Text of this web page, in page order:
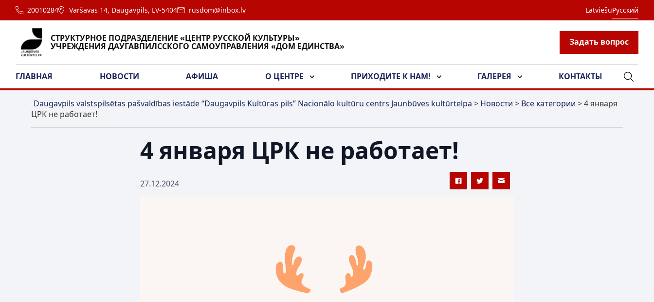
20010284 Varšavas 14, Daugavpils, LV-5404 rusdom@inbox.lv LatviešuРусский
СТРУКТУРНОЕ ПОДРАЗДЕЛЕНИЕ «ЦЕНТР РУССКОЙ КУЛЬТУРЫ»
УЧРЕЖДЕНИЯ ДАУГАВПИЛССКОГО САМОУПРАВЛЕНИЯ «ДОМ ЕДИНСТВА» Задать вопрос
ГЛАВНАЯ НОВОСТИ АФИША О ЦЕНТРЕ ПРИХОДИТЕ К НАМ! ГАЛЕРЕЯ КОНТАКТЫ
Daugavpils valstspilsētas pašvaldības iestāde “Daugavpils Kultūras pils” Nacionālo kultūru centrs Jaunbūves kultūrtelpa > Новости > Все категории >4 января
ЦРК не работает!
4 января ЦРК не работает!
27.12.2024